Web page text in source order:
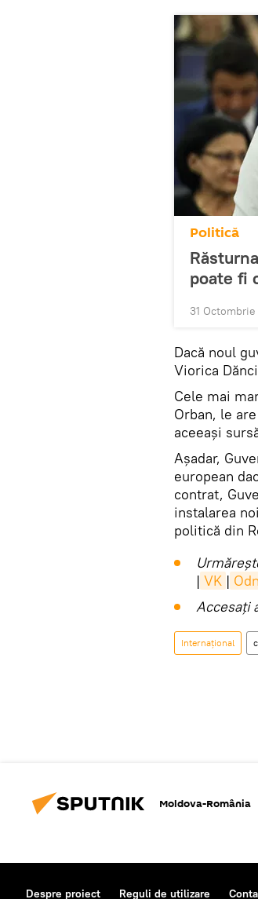
Politică
poate fi
31
Dacă noul
Viorica
Cele mai
Orban, le
aceeași
Așadar,
european
contrat,
instalarea
politică din
| VK |
Accesaţi
Internaţional
Moldova-România
Despre proiect Reguli de utilizare